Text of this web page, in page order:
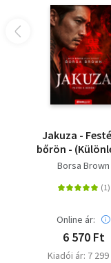
Szereted az
Vidd haza
Felnőtt
Jakuza -
bőrön -
kiadás)
Borsa Brown
Online ár:
6 570 Ft
Kiadói ár: 7